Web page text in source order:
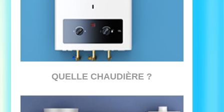
QUELLE CHAUDIÈRE ?